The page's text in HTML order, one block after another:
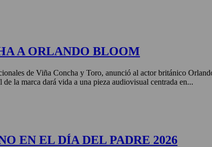
A ORLANDO BLOOM
de Viña Concha y Toro, anunció al actor británico
la marca dará vida a una pieza audiovisual centrada en...
EN EL DÍA DEL PADRE 2026